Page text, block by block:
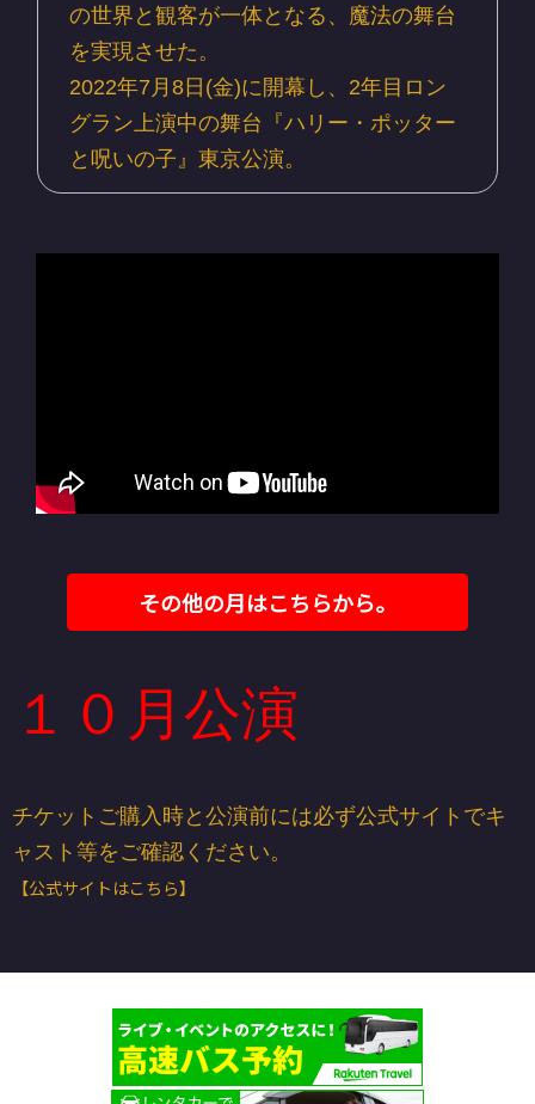
の世界と観客が一体となる、魔法の舞台
を実現させた。
2022年7月8日(金)に開幕し、2年目ロン
グラン上演中の舞台『ハリー・ポッター
と呪いの子』東京公演。
その他の月はこちらから。
１０月公演
チケットご購入時と公演前には必ず公式サイトでキ
ャスト等をご確認ください。
【公式サイトはこちら】